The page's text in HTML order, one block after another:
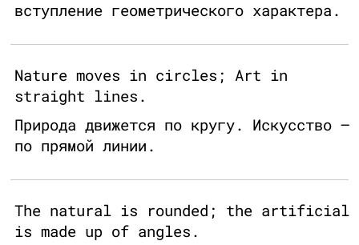
вступление геометрического характера.
Nature moves in circles; Art in
straight lines.
Природа движется по кругу. Искусство –
по прямой линии.
The natural is rounded; the artificial
is made up of angles.